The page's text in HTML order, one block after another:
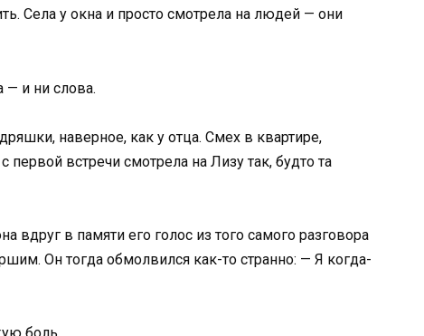
Села у окна и просто смотрела на людей — они
— и ни слова.
наверное, как у отца. Смех в квартире,
первой встречи смотрела на Лизу так, будто та
в памяти его голос из того самого разговора
Он тогда обмолвился как-то странно: — Я когда-